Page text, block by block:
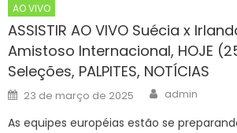
AO VIVO
ASSISTIR AO VIVO Suécia x
Amistoso Internacional, HOJE
Seleções, PALPITES, NOTÍCIAS
Posted
on
23 de março de 2025 Author
admin
As equipes européias estão se